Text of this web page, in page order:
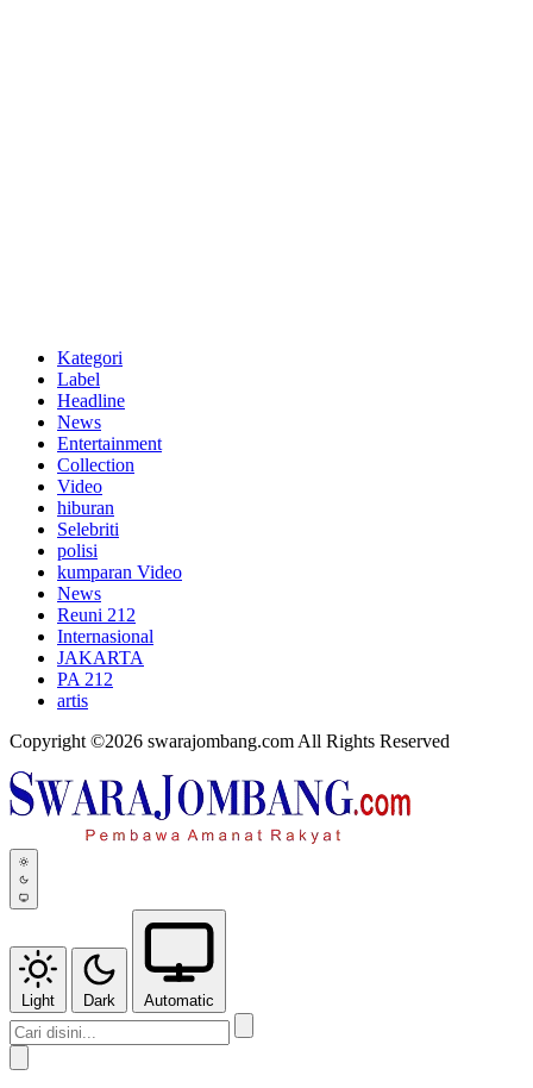
Kategori
Label
Headline
News
Entertainment
Collection
Video
hiburan
Selebriti
polisi
kumparan Video
News
Reuni 212
Internasional
JAKARTA
PA 212
artis
Copyright ©2026 swarajombang.com All Rights Reserved
Light Dark Automatic